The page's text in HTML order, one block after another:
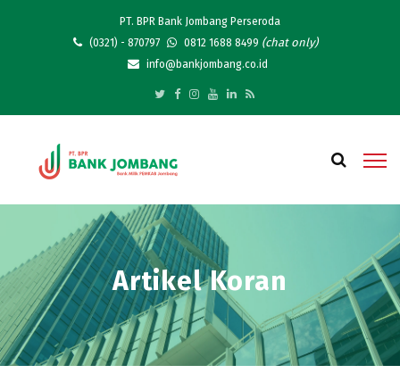
PT. BPR Bank Jombang Perseroda
(0321) - 870797
0812 1688 8499 (chat only)
info@bankjombang.co.id
Artikel Koran